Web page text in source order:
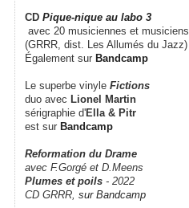
CD Pique-nique au labo 3
avec 20 musiciennes et musiciens
(GRRR, dist. Les Allumés du Jazz)
Également sur Bandcamp
Le superbe vinyle Fictions
duo avec Lionel Martin
sérigraphie d'Ella & Pitr
est sur Bandcamp
Reformation du Drame
avec F.Gorgé et D.Meens
Plumes et poils - 2022
CD GRRR, sur Bandcamp